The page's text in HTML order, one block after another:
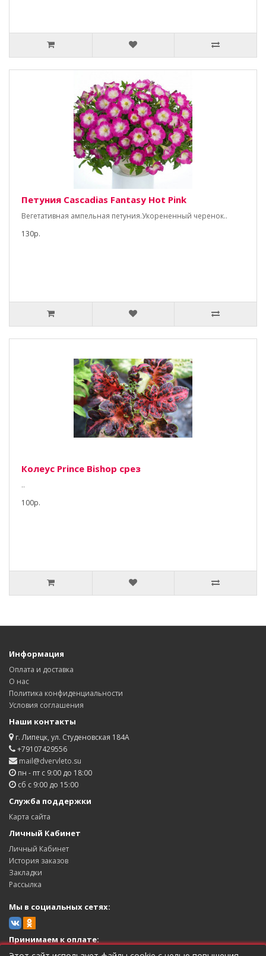
Петуния Cascadias Fantasy Hot Pink
Вегетативная ампельная петуния.Укорененный черенок..
130р.
Колеус Prince Bishop срез
..
100р.
Информация
Оплата и доставка
О нас
Политика конфиденциальности
Условия соглашения
Наши контакты
г. Липецк, ул. Студеновская 184А
+79107429556
mail@dvervleto.su
пн - пт с 9:00 до 18:00
сб с 9:00 до 15:00
Служба поддержки
Карта сайта
Личный Кабинет
Личный Кабинет
История заказов
Закладки
Рассылка
Мы в социальных сетях:
Принимаем к оплате: